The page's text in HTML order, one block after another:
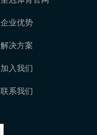
企业优势
解决方案
加入我们
联系我们